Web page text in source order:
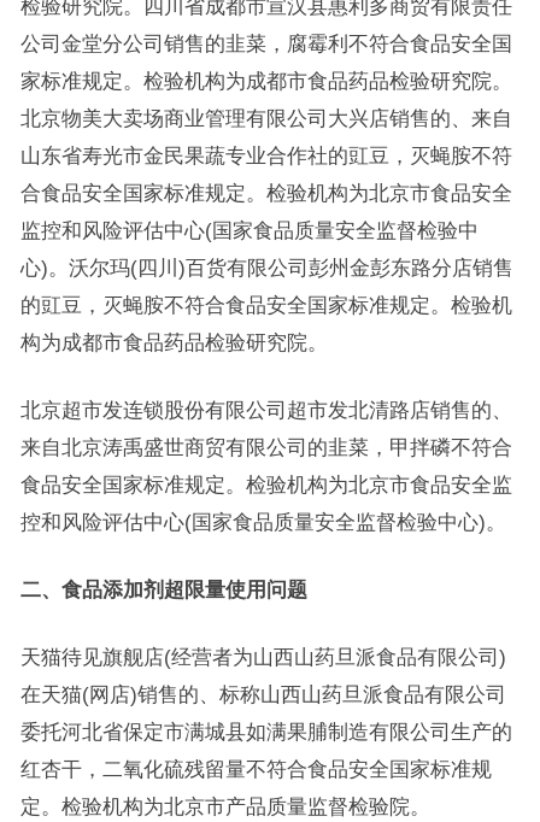
检验研究院。四川省成都市宣汉县惠利多商贸有限责任
公司金堂分公司销售的韭菜，腐霉利不符合食品安全国
家标准规定。检验机构为成都市食品药品检验研究院。
北京物美大卖场商业管理有限公司大兴店销售的、来自
山东省寿光市金民果蔬专业合作社的豇豆，灭蝇胺不符
合食品安全国家标准规定。检验机构为北京市食品安全
监控和风险评估中心(国家食品质量安全监督检验中
心)。沃尔玛(四川)百货有限公司彭州金彭东路分店销售
的豇豆，灭蝇胺不符合食品安全国家标准规定。检验机
构为成都市食品药品检验研究院。
北京超市发连锁股份有限公司超市发北清路店销售的、
来自北京涛禹盛世商贸有限公司的韭菜，甲拌磷不符合
食品安全国家标准规定。检验机构为北京市食品安全监
控和风险评估中心(国家食品质量安全监督检验中心)。
二、食品添加剂超限量使用问题
天猫待见旗舰店(经营者为山西山药旦派食品有限公司)
在天猫(网店)销售的、标称山西山药旦派食品有限公司
委托河北省保定市满城县如满果脯制造有限公司生产的
红杏干，二氧化硫残留量不符合食品安全国家标准规
定。检验机构为北京市产品质量监督检验院。